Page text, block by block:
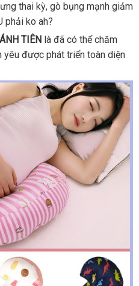
thai kỳ, gò bụng mạnh giảm
phải ko ah?
TIÊN là đã có thể chăm
yêu được phát triển toàn diện